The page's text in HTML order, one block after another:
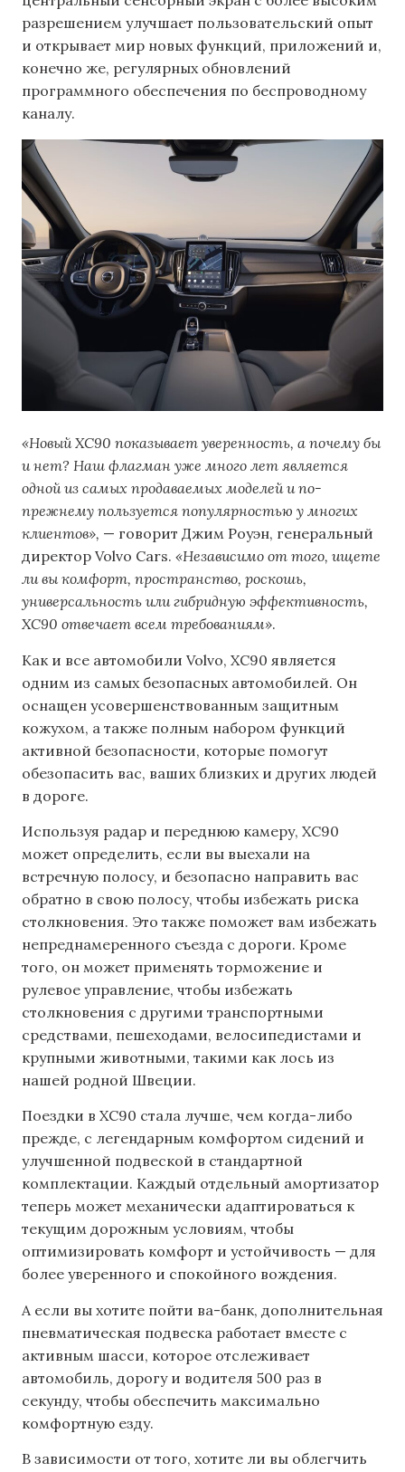
разрешением улучшает пользовательский опыт
и открывает мир новых функций, приложений и,
конечно же, регулярных обновлений
программного обеспечения по беспроводному
каналу.
«Новый XC90 показывает уверенность, а почему бы
и нет? Наш флагман уже много лет является
одной из самых продаваемых моделей и по-
прежнему пользуется популярностью у многих
клиентов», — говорит Джим Роуэн, генеральный
директор Volvo Cars. «Независимо от того, ищете
ли вы комфорт, пространство, роскошь,
универсальность или гибридную эффективность,
XC90 отвечает всем требованиям».
Как и все автомобили Volvo, XC90 является
одним из самых безопасных автомобилей. Он
оснащен усовершенствованным защитным
кожухом, а также полным набором функций
активной безопасности, которые помогут
обезопасить вас, ваших близких и других людей
в дороге.
Используя радар и переднюю камеру, XC90
может определить, если вы выехали на
встречную полосу, и безопасно направить вас
обратно в свою полосу, чтобы избежать риска
столкновения. Это также поможет вам избежать
непреднамеренного съезда с дороги. Кроме
того, он может применять торможение и
рулевое управление, чтобы избежать
столкновения с другими транспортными
средствами, пешеходами, велосипедистами и
крупными животными, такими как лось из
нашей родной Швеции.
Поездки в XC90 стала лучше, чем когда-либо
прежде, с легендарным комфортом сидений и
улучшенной подвеской в стандартной
комплектации. Каждый отдельный амортизатор
теперь может механически адаптироваться к
текущим дорожным условиям, чтобы
оптимизировать комфорт и устойчивость — для
более уверенного и спокойного вождения.
А если вы хотите пойти ва-банк, дополнительная
пневматическая подвеска работает вместе с
активным шасси, которое отслеживает
автомобиль, дорогу и водителя 500 раз в
секунду, чтобы обеспечить максимально
комфортную езду.
В зависимости от того, хотите ли вы облегчить